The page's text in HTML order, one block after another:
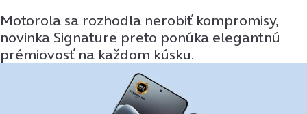
Motorola sa rozhodla nerobiť kompromisy,
novinka Signature preto ponúka elegantnú
prémiovosť na každom kúsku.